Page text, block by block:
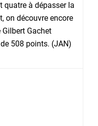
quatre à dépasser la
on découvre encore
Gachet
508 points. (JAN)